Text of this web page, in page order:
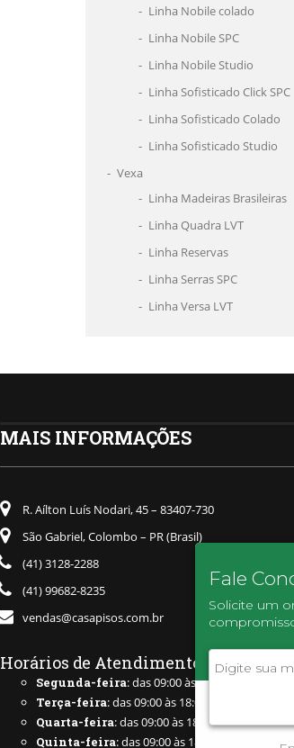
Fale
Solicite um
Linha Nobile colado
Linha Nobile SPC
Linha Nobile Studio
Linha Sofisticado Click SPC
Linha Sofisticado Colado
Linha Sofisticado Studio
Vexa
Linha Madeiras Brasileiras
Linha Quadra LVT
Linha Reservas
Linha Serras SPC
Linha Versa LVT
MAIS INFORMAÇÕES
R. Aílton Luís Nodari, 45 – 83407-730
São Gabriel, Colombo – PR (Brasil)
(41) 3128-2288
(41) 99682-8235
vendas@casapisos.com.br
Horários de Atendimento
Segunda-feira: das 09:00 às 18:00
Terça-feira: das 09:00 às 18:00
Quarta-feira: das 09:00 às 18:00
Quinta-feira: das 09:00 às 18:00